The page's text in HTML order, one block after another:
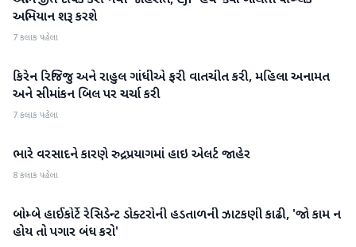
અભિયાન શરૂ કરશે
7 કલાક પહેલા
રાષ્ટ્રીય
કિરેન રિજિજુ અને રાહુલ ગાંધીએ ફરી વાતચીત કરી, મહિલા અનામત
અને સીમાંકન બિલ પર ચર્ચા કરી
7 કલાક પહેલા
રાષ્ટ્રીય
ભારે વરસાદને કારણે રુદ્રપ્રયાગમાં હાઇ એલર્ટ જાહેર
8 કલાક પહેલા
રાષ્ટ્રીય
બોમ્બે હાઈકોર્ટે રેસિડેન્ટ ડોક્ટરોની હડતાળની ઝાટકણી કાઢી, 'જો કામ ન
હોય તો પગાર બંધ કરો'